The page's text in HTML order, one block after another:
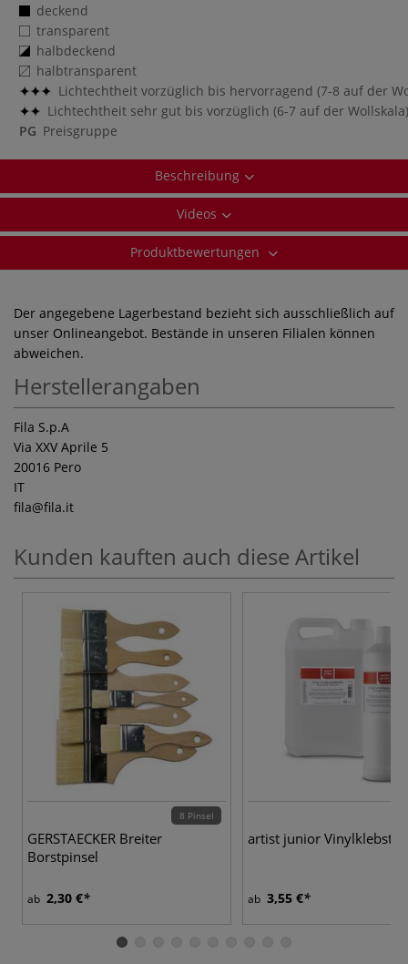
deckend
transparent
halbdeckend
halbtransparent
Lichtechtheit vorzüglich bis hervorragend (7-8 auf der
Lichtechtheit sehr gut bis vorzüglich (6-7 auf der Wollskala)
PG Preisgruppe
Beschreibung
Videos
Produktbewertungen
Der angegebene Lagerbestand bezieht sich ausschließlich auf
unser Onlineangebot. Bestände in unseren Filialen können
abweichen.
Herstellerangaben
Fila S.p.A
Via XXV Aprile 5
20016 Pero
IT
fila@fila.it
Kunden kauften auch diese Artikel
8 Pinsel
GERSTAECKER Breiter
Borstpinsel
ab 2,30 €
artist junior
ab 3,55 €